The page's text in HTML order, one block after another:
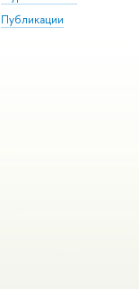
Публикации